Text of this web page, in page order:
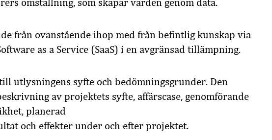
omställning, som skapar värden genom data.
från ovanstående ihop med från befintlig kunskap via
as a Service (SaaS) i en avgränsad tillämpning.
utlysningens syfte och bedömningsgrunder. Den
av projektets syfte, affärscase, genomförande
planerad
och effekter under och efter projektet.